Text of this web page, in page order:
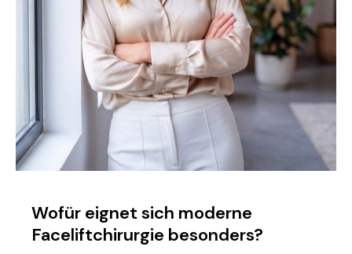
Wofür eignet sich moderne
Faceliftchirurgie besonders?